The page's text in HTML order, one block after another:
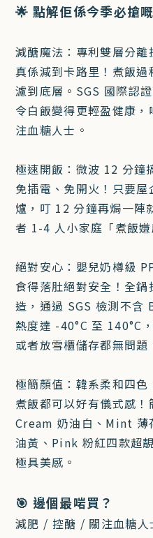
🌟 點解佢係今季必搶
減醣魔法：專利雙層分離
真係減到卡路里！煮飯
濾到底層。SGS 國際認
令白飯變得更輕盈健康
注血糖人士。
極速開飯：微波 12 分
免插電、免開火！只要
爐，叮 12 分鐘再焗一陣
者 1-4 人小家庭「煮飯嫌
絕對安心：嬰兒奶樽級
食得落肚絕對安全！全
造，通過 SGS 檢測不含
熱度達 -40°C 至 140°C
或者放雪櫃儲存都無問題
極簡顏值：韓系柔和四色
煮飯都可以好有儀式感
Cream 奶油白、Mint
油黃、Pink 粉紅四款超
極具美感。
🎯 邊個最啱買？
減肥 / 控醣 / 關注血糖